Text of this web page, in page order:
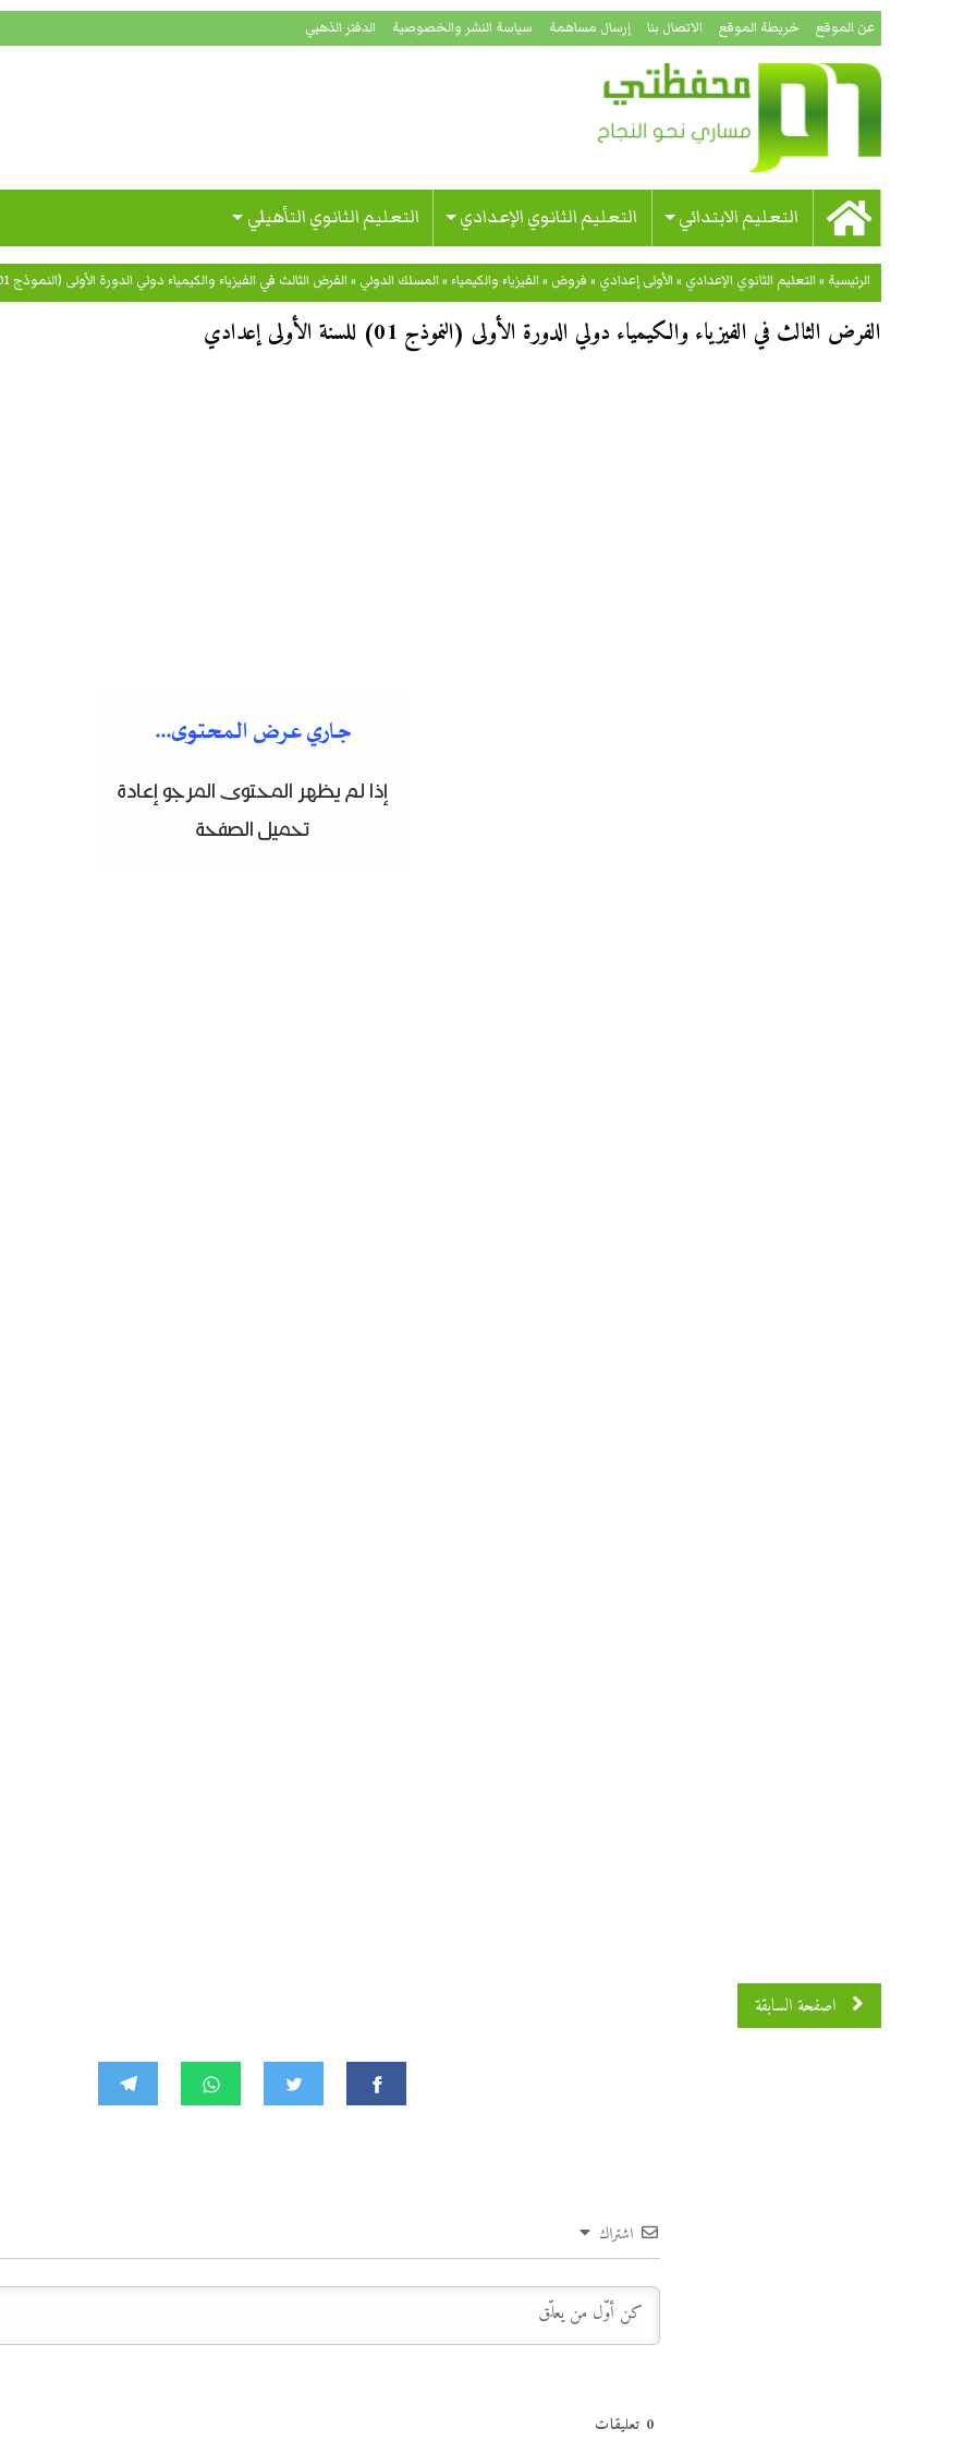
عن الموقع خريطة الموقع الاتصال بنا إرسال مساهمة سياسة النشر والخصوصية الدفتر الذهبي
التعليم الابتدائي التعليم الثانوي الإعدادي التعليم الثانوي التأهيلي
الرئيسية »التعليم الثانوي الإعدادي »الأولى إعدادي » فروض »الفيزياء والكيمياء »المسلك الدولي »الفرض الثالث في الفيزياء والكيمياء دولي الدورة الأولى (النموذج 01) للسنة الأولى إعدادي
الفرض الثالث في الفيزياء والكيمياء دولي الدورة الأولى (النموذج 01) للسنة الأولى إعدادي
اصفحة السابقة
اشتراك
0 تعليقات